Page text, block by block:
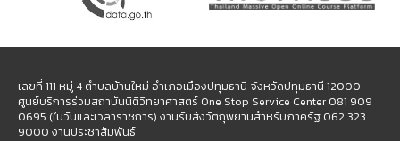
เลขที่ 111 หมู่ 4 ตำบลบ้านใหม่ อำเภอเมืองปทุมธานี จังหวัดปทุมธานี 12000
ศูนย์บริการร่วมสถาบันนิติวิทยาศาสตร์ One Stop Service Center 081 909
0695 (ในวันและเวลาราชการ) งานรับส่งวัตถุพยานสำหรับภาครัฐ 062 323
9000 งานประชาสัมพันธ์